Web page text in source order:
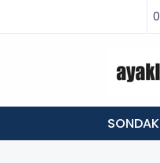
VAR, MÜCADELE VAR!”